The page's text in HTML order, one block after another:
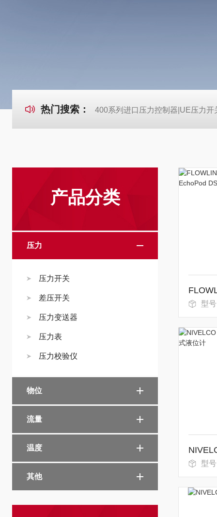
热门搜索： 400系列进口压力控制器|UE压力开
产品分类
压力
压力开关
差压开关
压力变送器
压力表
压力校验仪
物位
流量
温度
其他
型
型